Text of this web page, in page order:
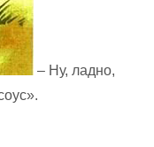
– Ну, ладно,